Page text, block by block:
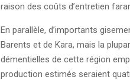
raison des coûts d’entretien
En parallèle, d’importants
Barents et de Kara, mais la
démentielles de cette région
production estimés seraient